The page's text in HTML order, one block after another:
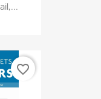
favorite_border